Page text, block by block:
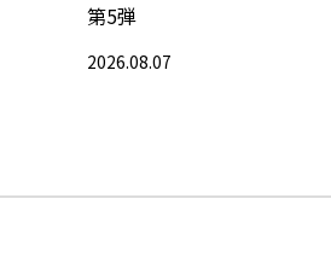
第5弾
2026.08.07